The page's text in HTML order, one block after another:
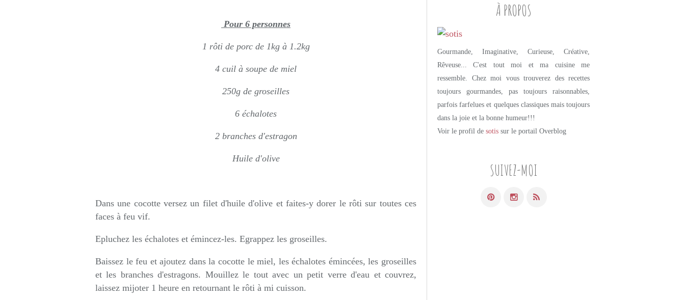
Pour 6 personnes
1 rôti de porc de 1kg à 1.2kg
4 cuil à soupe de miel
250g de groseilles
6 échalotes
2 branches d'estragon
Huile d'olive
Dans une cocotte versez un filet d'huile d'olive et faites-y dorer le rôti sur toutes ces
faces à feu vif.
Epluchez les échalotes et émincez-les. Egrappez les groseilles.
Baissez le feu et ajoutez dans la cocotte le miel, les échalotes émincées, les groseilles
et les branches d'estragons. Mouillez le tout avec un petit verre d'eau et couvrez,
laissez mijoter 1 heure en retournant le rôti à mi cuisson.
SUIVEZ-MOI
À PROPOS
Gourmande, Imaginative, Curieuse, Créative,
Rêveuse... C'est tout moi et ma cuisine me
ressemble. Chez moi vous trouverez des recettes
toujours gourmandes, pas toujours raisonnables,
parfois farfelues et quelques classiques mais toujours
dans la joie et la bonne humeur!!!
Voir le profil de sotis sur le portail Overblog